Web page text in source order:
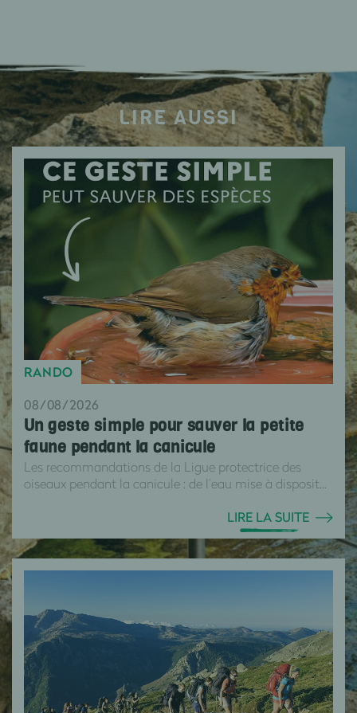
LIRE AUSSI
RANDO
08/08/2026
Un geste simple pour sauver la petite
faune pendant la canicule
Les recommandations de la Ligue protectrice des
oiseaux pendant la canicule : de l’eau mise à disposit...
LIRE LA SUITE